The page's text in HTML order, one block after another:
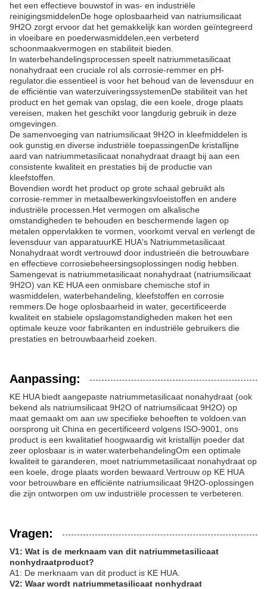
het een effectieve bouwstof in was- en industriële
reinigingsmiddelenDe hoge oplosbaarheid van natriumsilicaat
9H2O zorgt ervoor dat het gemakkelijk kan worden geïntegreerd
in vloeibare en poederwasmiddelen,een verbeterd
schoonmaakvermogen en stabiliteit bieden.
In waterbehandelingsprocessen speelt natriummetasilicaat
nonahydraat een cruciale rol als corrosie-remmer en pH-
regulator.die essentieel is voor het behoud van de levensduur en
de efficiëntie van waterzuiveringssystemenDe stabiliteit van het
product en het gemak van opslag, die een koele, droge plaats
vereisen, maken het geschikt voor langdurig gebruik in deze
omgevingen.
De samenvoeging van natriumsilicaat 9H2O in kleefmiddelen is
ook gunstig.en diverse industriële toepassingenDe kristallijne
aard van natriummetasilicaat nonahydraat draagt bij aan een
consistente kwaliteit en prestaties bij de productie van
kleefstoffen.
Bovendien wordt het product op grote schaal gebruikt als
corrosie-remmer in metaalbewerkingsvloeistoffen en andere
industriële processen.Het vermogen om alkalische
omstandigheden te behouden en beschermende lagen op
metalen oppervlakken te vormen, voorkomt verval en verlengt de
levensduur van apparatuurKE HUA's Natriummetasilicaat
Nonahydraat wordt vertrouwd door industrieën die betrouwbare
en effectieve corrosiebeheersingsoplossingen nodig hebben.
Samengevat is natriummetasilicaat nonahydraat (natriumsilicaat
9H2O) van KE HUA een onmisbare chemische stof in
wasmiddelen, waterbehandeling, kleefstoffen en corrosie
remmers.De hoge oplosbaarheid in water, gecertificeerde
kwaliteit en stabiele opslagomstandigheden maken het een
optimale keuze voor fabrikanten en industriële gebruikers die
prestaties en betrouwbaarheid zoeken.
Aanpassing:
KE HUA biedt aangepaste natriummetasilicaat nonahydraat (ook
bekend als natriumsilicaat 9H2O of natriumsilicaat 9H2O) op
maat gemaakt om aan uw specifieke behoeften te voldoen.van
oorsprong uit China en gecertificeerd volgens ISO-9001, ons
product is een kwalitatief hoogwaardig wit kristallijn poeder dat
zeer oplosbaar is in water.waterbehandelingOm een optimale
kwaliteit te garanderen, moet natriummetasilicaat nonahydraat op
een koele, droge plaats worden bewaard.Vertrouw op KE HUA
voor betrouwbare en efficiënte natriumsilicaat 9H2O-oplossingen
die zijn ontworpen om uw industriële processen te verbeteren.
Vragen:
V1: Wat is de merknaam van dit natriummetasilicaat
nonhydraatproduct?
A1: De merknaam van dit product is KE HUA.
V2: Waar wordt natriummetasilicaat nonhydraat